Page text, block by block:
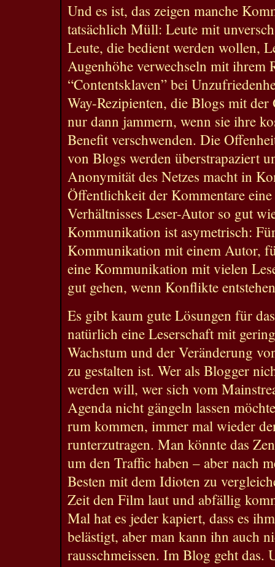
Und es ist, das zeigen manche
tatsächlich Müll: Leute mit
Leute, die bedient werden wollen,
Augenhöhe verwechseln mit ihrem
“Contentsklaven” bei
Way-Rezipienten, die Blogs mit
nur dann jammern, wenn sie ihre
Benefit verschwenden. Die
von Blogs werden überstrapaziert
Anonymität des Netzes macht in
Öffentlichkeit der Kommentare
Verhältnisses Leser-Autor so gut
Kommunikation ist asymetrisch:
Kommunikation mit einem Autor,
eine Kommunikation mit vielen
gut gehen, wenn Konflikte
Es gibt kaum gute Lösungen für
natürlich eine Leserschaft mit
Wachstum und der Veränderung
zu gestalten ist. Wer als Blogger
werden will, wer sich vom
Agenda nicht gängeln lassen
rum kommen, immer mal wieder
runterzutragen. Man könnte das
um den Traffic haben – aber nach
Besten mit dem Idioten zu
Zeit den Film laut und abfällig
Mal hat es jeder kapiert, dass es
belästigt, aber man kann ihn auch
rausschmeissen. Im Blog geht das.